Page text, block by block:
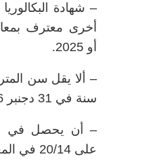
– شهادة
أو 2025.
سنة في 31 دجنبر 2026.
– أن يحصل في
على 20/14 في المعدل العام.